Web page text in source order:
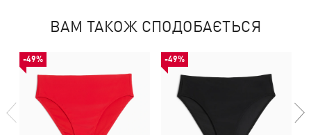
ВАМ ТАКОЖ СПОДОБАЄТЬСЯ
-49% -49%